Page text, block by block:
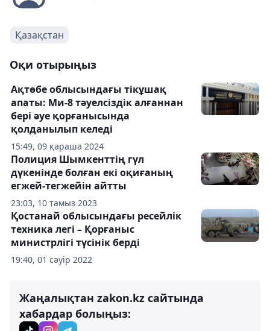
Қазақстан
Оқи отырыңыз
15:49, 09 қараша 2024
Ақтөбе облысындағы тікұшақ
апаты: Ми-8 тәуелсіздік алғаннан
бері әуе қорғанысында
қолданылып келеді
23:03, 10 тамыз 2023
Полиция Шымкенттің гүл
дүкенінде болған екі оқиғаның
егжей-тегжейін айтты
19:40, 01 сәуір 2022
Қостанай облысындағы ресейлік
техника легі – Қорғаныс
министрлігі түсінік берді
Жаңалықтан zakon.kz сайтында
хабардар болыңыз: